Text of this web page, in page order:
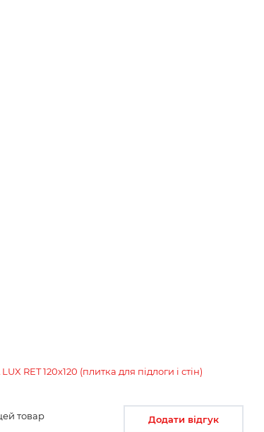
RET 120х120 (плитка для підлоги і стін)
товар Додати відгук